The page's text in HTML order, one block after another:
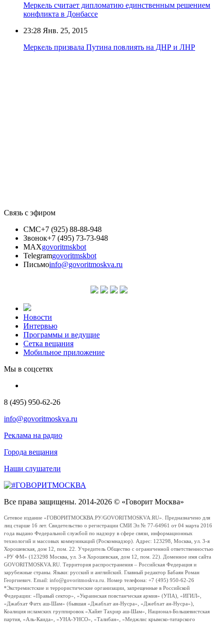
Меркель считает дипломатию единственным решением
конфликта в Донбассе
23:28 Янв. 25, 2015
Меркель призвала Путина повлиять на ДНР и ЛНР
Связь с эфиром
СМС+7 (925) 88-88-948
Звонок+7 (495) 73-73-948
MAXgovoritmskbot
Telegramgovoritmskbot
Письмоinfo@govoritmoskva.ru
Новости
Интервью
Программы и ведущие
Сетка вещания
Мобильное приложение
Мы в соцсетях
8 (495) 950-62-26
info@govoritmoskva.ru
Реклама на радио
Города вещания
Наши слушатели
Все права защищены. 2014-2026 © «Говорит Москва»
Сетевое издание «ГОВОРИТМОСКВА.РУ/GOVORITMOSKVA.RU». Предназначено для
лиц старше 16 лет. Свидетельство о регистрации СМИ Эл № 77-64961 от 04 марта 2016
года выдано Федеральной службой по надзору в сфере связи, информационных
технологий и массовых коммуникаций (Роскомнадзор). Адрес: 123298, Москва, ул. 3-я
Хорошевская, дом 12, пом. 22. Учредитель Общество с ограниченной ответственностью
«РУ ФМ» (123298 Москва, ул. 3-я Хорошевская, дом 12, пом. 22). Доменное имя сайта
GOVORITMOSKVA.RU. Территория распространения – Российская Федерация и
зарубежные страны. Языки: русский и английский. Главный редактор Бабаян Роман
Георгиевич. Email: info@govoritmoskva.ru. Номер телефона: +7 (495) 950-62-26
*Экстремистские и террористические организации, запрещенные в Российской
Федерации: «Правый сектор», «Украинская повстанческая армия» (УПА), «ИГИЛ»,
«Джабхат Фатх аш-Шам» (бывшая «Джабхат ан-Нусра», «Джебхат ан-Нусра»),
Коалиция исламских группировок «Хайят Тахрир аш-Шам», Национал-Большевистская
партия, «Аль-Каида», «УНА-УНСО», «Талибан», «Меджлис крымско-татарского